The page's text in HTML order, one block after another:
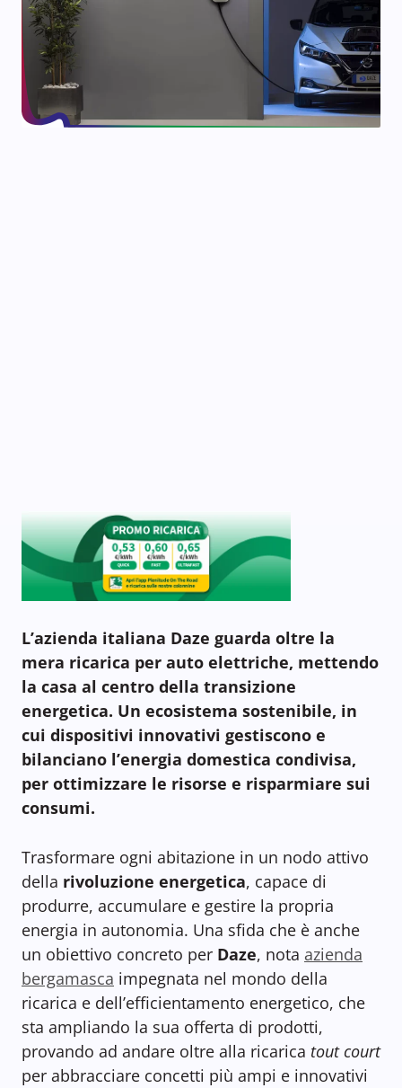
L’azienda italiana Daze guarda oltre la
mera ricarica per auto elettriche, mettendo
la casa al centro della transizione
energetica. Un ecosistema sostenibile, in
cui dispositivi innovativi gestiscono e
bilanciano l’energia domestica condivisa,
per ottimizzare le risorse e risparmiare sui
consumi.
Trasformare ogni abitazione in un nodo attivo
della rivoluzione energetica, capace di
produrre, accumulare e gestire la propria
energia in autonomia. Una sfida che è anche
un obiettivo concreto per Daze, nota azienda
bergamasca impegnata nel mondo della
ricarica e dell’efficientamento energetico, che
sta ampliando la sua offerta di prodotti,
provando ad andare oltre alla ricarica tout court
per abbracciare concetti più ampi e innovativi